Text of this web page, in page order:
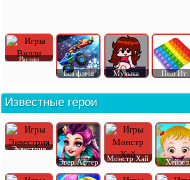
Вилли
Без флеш
Музыка Поп Ит
Известные герои
Эквестрия
Эвер Афтер
Монстр Хай Хейзел